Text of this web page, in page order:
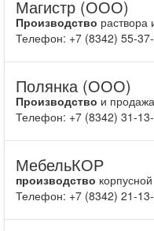
Магистр (ООО)
Производство раствора
Телефон: +7 (8342) 55-
Полянка (ООО)
Производство и
Телефон: +7 (8342) 31-
МебельКОР
производство
Телефон: +7 (8342) 21-